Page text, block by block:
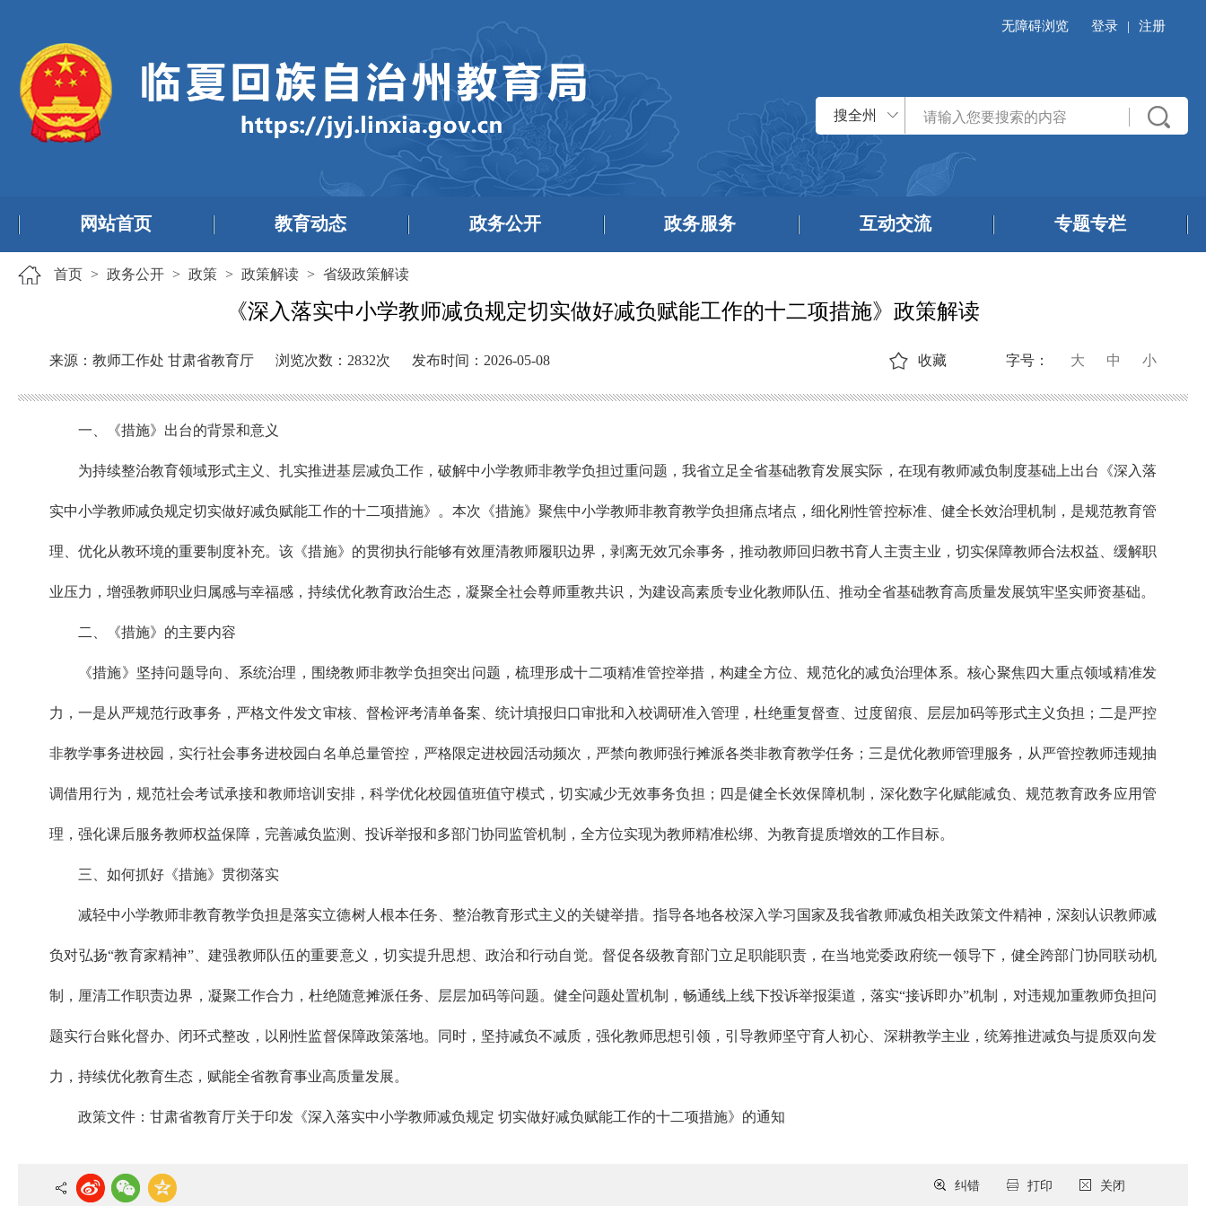
无障碍浏览 登录 | 注册
搜全州
网站首页 教育动态 政务公开 政务服务 互动交流 专题专栏
首页 > 政务公开 > 政策 > 政策解读 > 省级政策解读
《深入落实中小学教师减负规定切实做好减负赋能工作的十二项措施》政策解读
来源：教师工作处 甘肃省教育厅 浏览次数： 2832次 发布时间：2026-05-08 字号： 大 中 小
收藏
一、《措施》出台的背景和意义
为持续整治教育领域形式主义、扎实推进基层减负工作，破解中小学教师非教学负担过重问题，我省立足全省基础教育发展实际，在现有教师减负制度基础上出台《深入落
实中小学教师减负规定切实做好减负赋能工作的十二项措施》。本次《措施》聚焦中小学教师非教育教学负担痛点堵点，细化刚性管控标准、健全长效治理机制，是规范教育管
理、优化从教环境的重要制度补充。该《措施》的贯彻执行能够有效厘清教师履职边界，剥离无效冗余事务，推动教师回归教书育人主责主业，切实保障教师合法权益、缓解职
业压力，增强教师职业归属感与幸福感，持续优化教育政治生态，凝聚全社会尊师重教共识，为建设高素质专业化教师队伍、推动全省基础教育高质量发展筑牢坚实师资基础。
二、《措施》的主要内容
《措施》坚持问题导向、系统治理，围绕教师非教学负担突出问题，梳理形成十二项精准管控举措，构建全方位、规范化的减负治理体系。核心聚焦四大重点领域精准发
力，一是从严规范行政事务，严格文件发文审核、督检评考清单备案、统计填报归口审批和入校调研准入管理，杜绝重复督查、过度留痕、层层加码等形式主义负担；二是严控
非教学事务进校园，实行社会事务进校园白名单总量管控，严格限定进校园活动频次，严禁向教师强行摊派各类非教育教学任务；三是优化教师管理服务，从严管控教师违规抽
调借用行为，规范社会考试承接和教师培训安排，科学优化校园值班值守模式，切实减少无效事务负担；四是健全长效保障机制，深化数字化赋能减负、规范教育政务应用管
理，强化课后服务教师权益保障，完善减负监测、投诉举报和多部门协同监管机制，全方位实现为教师精准松绑、为教育提质增效的工作目标。
三、如何抓好《措施》贯彻落实
减轻中小学教师非教育教学负担是落实立德树人根本任务、整治教育形式主义的关键举措。指导各地各校深入学习国家及我省教师减负相关政策文件精神，深刻认识教师减
负对弘扬“教育家精神”、建强教师队伍的重要意义，切实提升思想、政治和行动自觉。督促各级教育部门立足职能职责，在当地党委政府统一领导下，健全跨部门协同联动机
制，厘清工作职责边界，凝聚工作合力，杜绝随意摊派任务、层层加码等问题。健全问题处置机制，畅通线上线下投诉举报渠道，落实“接诉即办”机制，对违规加重教师负担问
题实行台账化督办、闭环式整改，以刚性监督保障政策落地。同时，坚持减负不减质，强化教师思想引领，引导教师坚守育人初心、深耕教学主业，统筹推进减负与提质双向发
力，持续优化教育生态，赋能全省教育事业高质量发展。
政策文件： 甘肃省教育厅关于印发《深入落实中小学教师减负规定 切实做好减负赋能工作的十二项措施》的通知
关闭
打印
纠错